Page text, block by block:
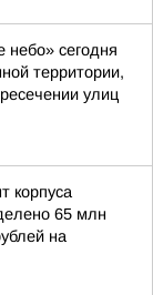
небо» сегодня
территории,
улиц
корпуса
65 млн
на